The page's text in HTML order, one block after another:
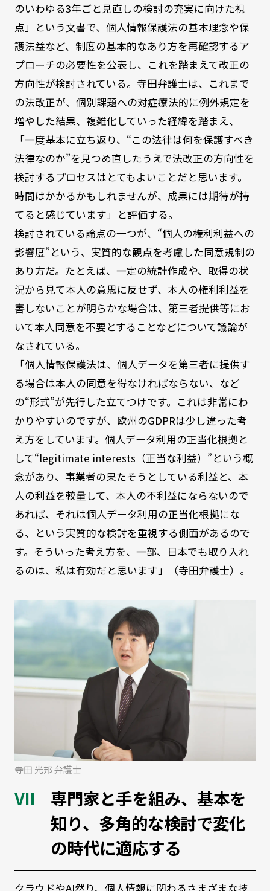
のいわゆる3年ごと見直しの検討の充実に向けた視
点」という文書で、個人情報保護法の基本理念や保
護法益など、制度の基本的なあり方を再確認するア
プローチの必要性を公表し、これを踏まえて改正の
方向性が検討されている。寺田弁護士は、これまで
の法改正が、個別課題への対症療法的に例外規定を
増やした結果、複雑化していった経緯を踏まえ、
「一度基本に立ち返り、“この法律は何を保護すべき
法律なのか”を見つめ直したうえで法改正の方向性を
検討するプロセスはとてもよいことだと思います。
時間はかかるかもしれませんが、成果には期待が持
てると感じています」と評価する。
検討されている論点の一つが、“個人の権利利益への
影響度”という、実質的な観点を考慮した同意規制の
あり方だ。たとえば、一定の統計作成や、取得の状
況から見て本人の意思に反せず、本人の権利利益を
害しないことが明らかな場合は、第三者提供等にお
いて本人同意を不要とすることなどについて議論が
なされている。
「個人情報保護法は、個人データを第三者に提供す
る場合は本人の同意を得なければならない、など
の“形式”が先行した立てつけです。これは非常にわ
かりやすいのですが、欧州のGDPRは少し違った考
え方をしています。個人データ利用の正当化根拠と
して“legitimate interests（正当な利益）”という概
念があり、事業者の果たそうとしている利益と、本
人の利益を較量して、本人の不利益にならないので
あれば、それは個人データ利用の正当化根拠にな
る、という実質的な検討を重視する側面があるので
す。そういった考え方を、一部、日本でも取り入れ
るのは、私は有効だと思います」（寺田弁護士）。
寺田 光邦 弁護士
専門家と手を組み、基本を
知り、多角的な検討で変化
の時代に適応する